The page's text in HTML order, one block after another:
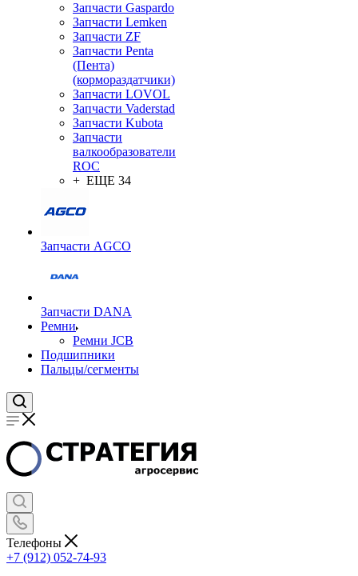
Запчасти Gaspardo
Запчасти Lemken
Запчасти ZF
Запчасти Penta
(Пента)
(кормораздатчики)
Запчасти LOVOL
Запчасти Vaderstad
Запчасти Kubota
Запчасти
валкообразователи
ROC
+ ЕЩЕ 34
Запчасти AGCO
Запчасти DANA
Ремни
Ремни JCB
Подшипники
Пальцы/сегменты
Телефоны
+7 (912) 052-74-93